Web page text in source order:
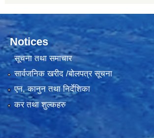
Notices
सूचना तथा समाचार
सार्वजनिक खरीद /बोलपत्र सूचना
एन, कानुन तथा निर्देशिका
कर तथा शुल्कहरु